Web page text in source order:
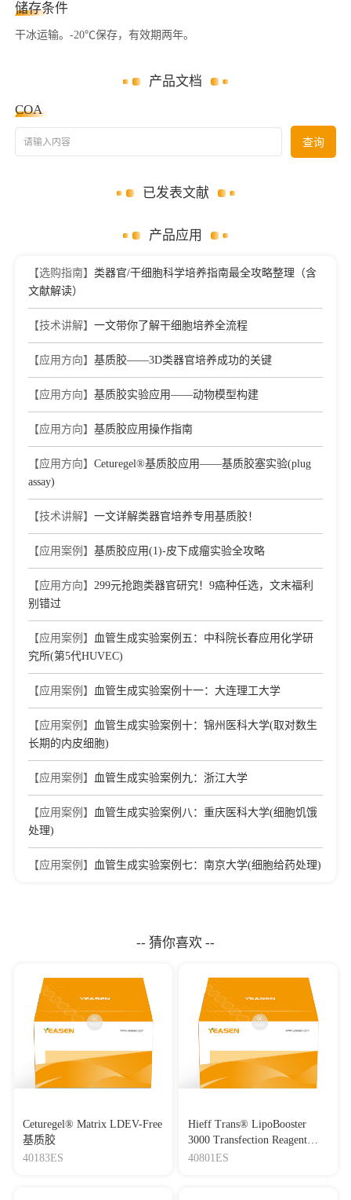
储存条件
干冰运输。-20℃保存，有效期两年。
产品文档
COA
请输入内容 查询
已发表文献
产品应用
【选购指南】 类器官/干细胞科学培养指南最全攻略整理（含
文献解读）
【技术讲解】 一文带你了解干细胞培养全流程
【应用方向】 基质胶——3D类器官培养成功的关键
【应用方向】 基质胶实验应用——动物模型构建
【应用方向】 基质胶应用操作指南
【应用方向】 Ceturegel®基质胶应用——基质胶塞实验(plug
assay)
【技术讲解】 一文详解类器官培养专用基质胶！
【应用案例】 基质胶应用(1)-皮下成瘤实验全攻略
【应用方向】 299元抢跑类器官研究！9癌种任选，文末福利
别错过
【应用案例】
血管生成实验案例五：中科院长春应用化学研
究所(第5代HUVEC)
【应用案例】 血管生成实验案例十一：大连理工大学
【应用案例】
血管生成实验案例十：锦州医科大学(取对数生
长期的内皮细胞)
【应用案例】 血管生成实验案例九：浙江大学
【应用案例】
血管生成实验案例八：重庆医科大学(细胞饥饿
处理)
【应用案例】 血管生成实验案例七：南京大学(细胞给药处理)
-- 猜你喜欢 --
Ceturegel® Matrix LDEV-Free
基质胶
40183ES
Hieff Trans® LipoBooster
3000 Transfection Reagent
Lipo3000转染试剂
40801ES